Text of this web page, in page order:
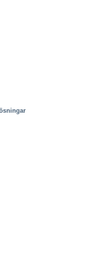
utsedd till ny
inom vårt
[...]
för ditt företag
en utmaning att flytta